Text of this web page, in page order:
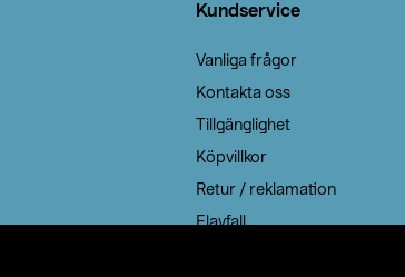
Kundservice
Vanliga frågor
Kontakta oss
Tillgänglighet
Köpvillkor
Retur / reklamation
Elavfall